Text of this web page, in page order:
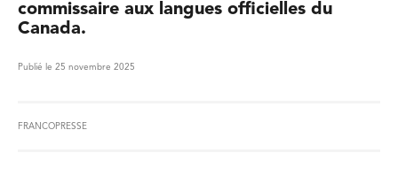
commissaire aux langues officielles du
Canada.
Publié le 25 novembre 2025
FRANCOPRESSE